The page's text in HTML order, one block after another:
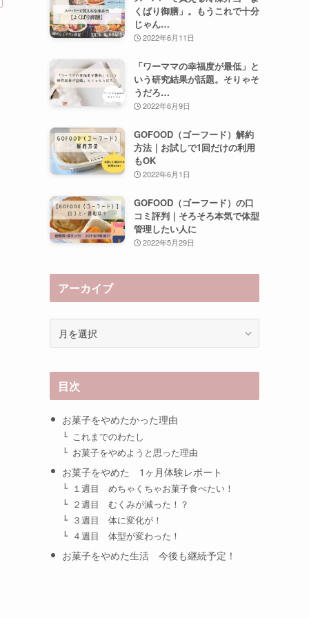
くばり御膳」。もうこれで十分
じゃん…
2022年6月11日
「ワーママの幸福度が最低」と
いう研究結果が話題。そりゃそ
うだろ…
2022年6月9日
GOFOOD（ゴーフード）解約
方法｜お試しで1回だけの利用
もOK
2022年6月1日
GOFOOD（ゴーフード）の口
コミ評判｜そろそろ本気で体型
管理したい人に
2022年5月29日
アーカイブ
イ
目次
お菓子をやめたかった理由
これまでのわたし
お菓子をやめようと思った理由
お菓子をやめた 1ヶ月体験レポート
１週目 めちゃくちゃお菓子食べたい！
２週目 むくみが減った！？
３週目 体に変化が！
４週目 体型が変わった！
お菓子をやめた生活 今後も継続予定！